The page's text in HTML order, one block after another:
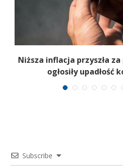
Niższa inflacja przyszła
ogłosiły upadłość
Subscribe